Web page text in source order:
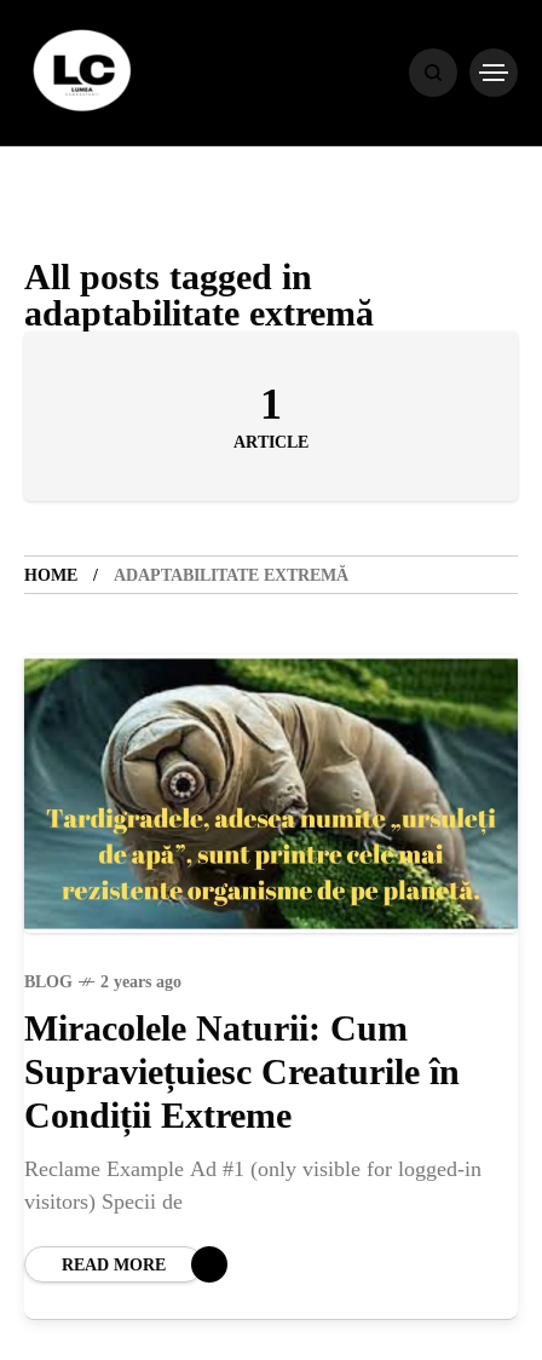
All posts tagged in
adaptabilitate extremă
1
ARTICLE
HOME ADAPTABILITATE EXTREMĂ
BLOG 2 years ago
Miracolele Naturii: Cum
Supraviețuiesc Creaturile în
Condiții Extreme
Reclame Example Ad #1 (only visible for logged-in
visitors) Specii de
READ MORE
HOME
HOROSCOP
ENGLISH
CONTENT
SANATATE
SI
INGRIJIRE
ISTORIE
NATURĂ
STIRI
ȘTIINȚA
ANIMALE
OAMENI